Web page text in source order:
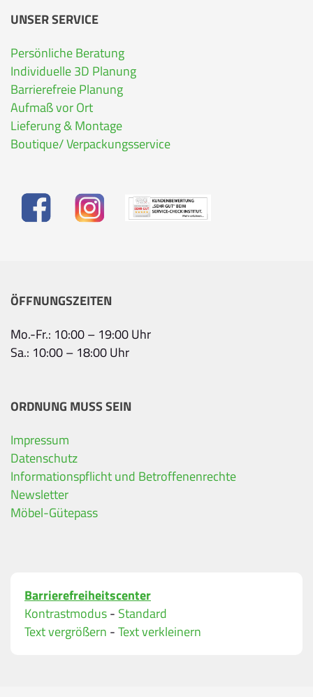
UNSER SERVICE
Persönliche Beratung
Individuelle 3D Planung
Barrierefreie Planung
Aufmaß vor Ort
Lieferung & Montage
Boutique/ Verpackungsservice
ÖFFNUNGSZEITEN
Mo.-Fr.: 10:00 – 19:00 Uhr
Sa.: 10:00 – 18:00 Uhr
ORDNUNG MUSS SEIN
Impressum
Datenschutz
Informationspflicht und Betroffenenrechte
Newsletter
Möbel-Gütepass
Barrierefreiheitscenter
Kontrastmodus- Standard
Text vergrößern -Text verkleinern
Ihre Kontaktdaten
Alle mit Stern gekennzeichneten Felder sind
Name
Bitte geben Sie eine gültige E-Mail-Adresse ein.
Telefon*